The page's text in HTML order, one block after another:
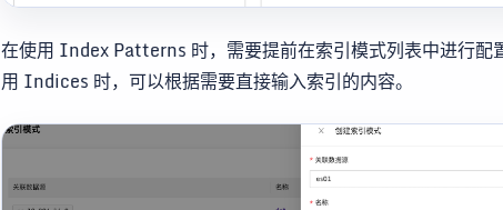
在使用 Index Patterns 时，需要提前在索引模式列表中进行配
用 Indices 时，可以根据需要直接输入索引的内容。